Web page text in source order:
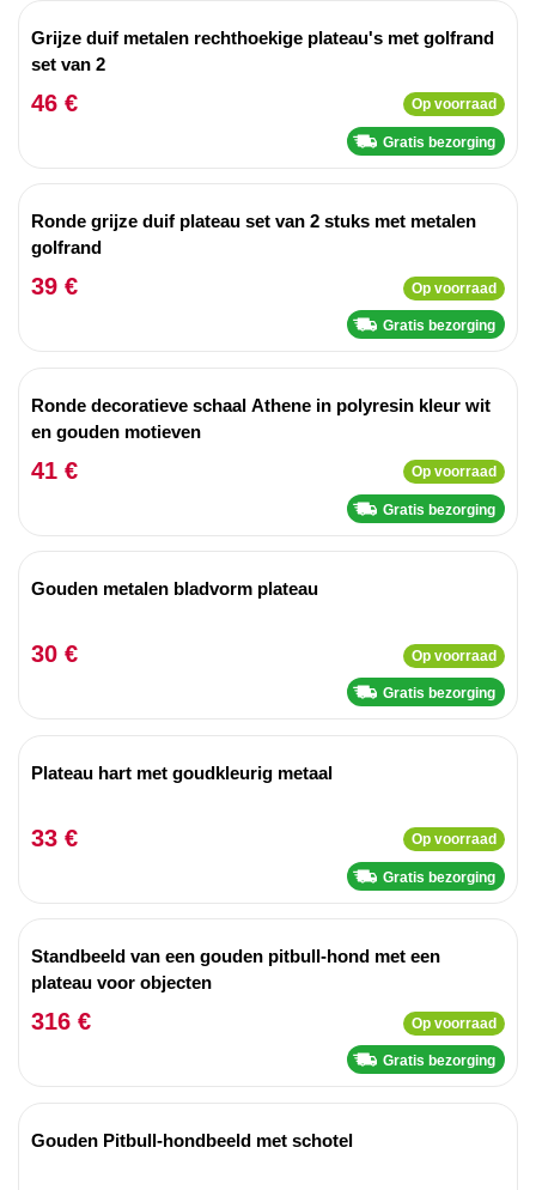
Grijze duif metalen rechthoekige plateau's met golfrand
set van 2
46 € Op voorraad
Gratis bezorging
Ronde grijze duif plateau set van 2 stuks met metalen
golfrand
39 € Op voorraad
Gratis bezorging
Ronde decoratieve schaal Athene in polyresin kleur wit
en gouden motieven
41 € Op voorraad
Gratis bezorging
Gouden metalen bladvorm plateau
30 € Op voorraad
Gratis bezorging
Plateau hart met goudkleurig metaal
33 € Op voorraad
Gratis bezorging
Standbeeld van een gouden pitbull-hond met een
plateau voor objecten
316 € Op voorraad
Gratis bezorging
Gouden Pitbull-hondbeeld met schotel